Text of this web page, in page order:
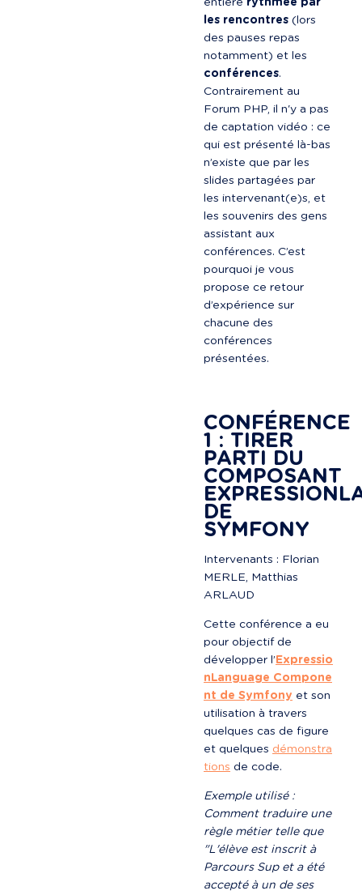
entière rythmée par
les rencontres (lors
des pauses repas
notamment) et les
conférences.
Contrairement au
Forum PHP, il n'y a pas
de captation vidéo : ce
qui est présenté là-bas
n’existe que par les
slides partagées par
les intervenant(e)s, et
les souvenirs des gens
assistant aux
conférences. C’est
pourquoi je vous
propose ce retour
d’expérience sur
chacune des
conférences
présentées.
CONFÉRENCE
1 : TIRER
PARTI DU
COMPOSANT
DE
SYMFONY
Intervenants : Florian
MERLE, Matthias
ARLAUD
Cette conférence a eu
pour objectif de
développer l’Expressio
nLanguage Compone
nt de Symfony et son
utilisation à travers
quelques cas de figure
et quelques démonstra
tions de code.
Exemple utilisé :
Comment traduire une
règle métier telle que
"L'élève est inscrit à
Parcours Sup et a été
accepté à un de ses